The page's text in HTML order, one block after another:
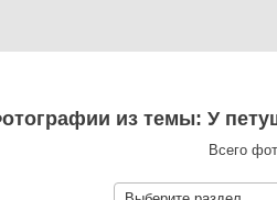
Фотографии из темы: У
Всего